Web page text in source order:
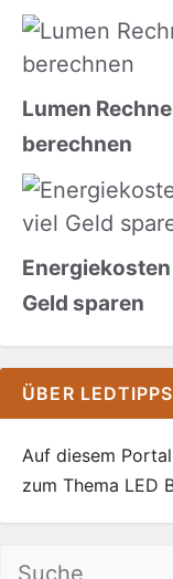
Lumen
berechnen
Geld sparen
ÜBER
Auf diesem
zum Thema LED
Suchen